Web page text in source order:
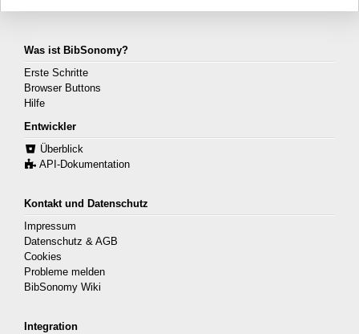
Was ist BibSonomy?
Erste Schritte
Browser Buttons
Hilfe
Entwickler
Überblick
API-Dokumentation
Kontakt und Datenschutz
Impressum
Datenschutz & AGB
Cookies
Probleme melden
BibSonomy Wiki
Integration